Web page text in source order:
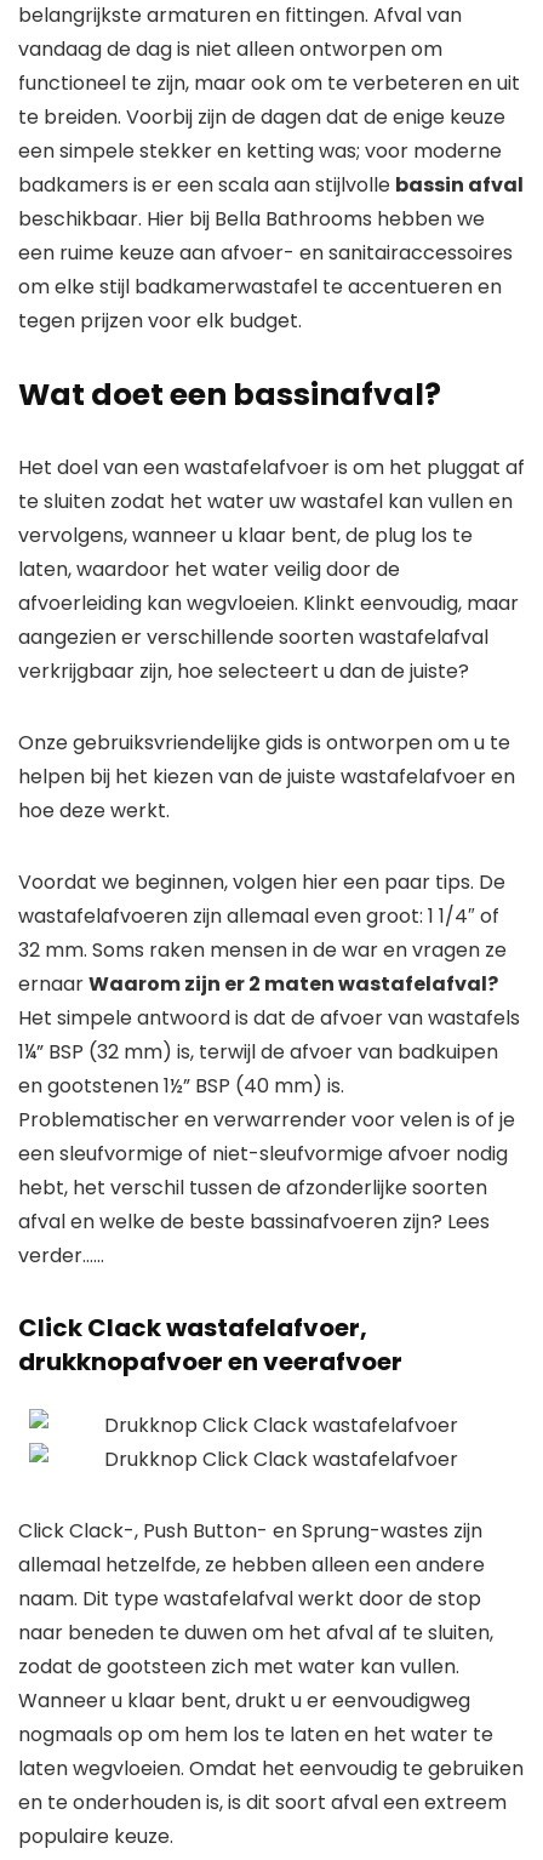
belangrijkste armaturen en fittingen. Afval van
vandaag de dag is niet alleen ontworpen om
functioneel te zijn, maar ook om te verbeteren en uit
te breiden. Voorbij zijn de dagen dat de enige keuze
een simpele stekker en ketting was; voor moderne
badkamers is er een scala aan stijlvolle bassin afval
beschikbaar. Hier bij Bella Bathrooms hebben we
een ruime keuze aan afvoer- en sanitairaccessoires
om elke stijl badkamerwastafel te accentueren en
tegen prijzen voor elk budget.
Wat doet een bassinafval?
Het doel van een wastafelafvoer is om het pluggat af
te sluiten zodat het water uw wastafel kan vullen en
vervolgens, wanneer u klaar bent, de plug los te
laten, waardoor het water veilig door de
afvoerleiding kan wegvloeien. Klinkt eenvoudig, maar
aangezien er verschillende soorten wastafelafval
verkrijgbaar zijn, hoe selecteert u dan de juiste?
Onze gebruiksvriendelijke gids is ontworpen om u te
helpen bij het kiezen van de juiste wastafelafvoer en
hoe deze werkt.
Voordat we beginnen, volgen hier een paar tips. De
wastafelafvoeren zijn allemaal even groot: 1 1/4″ of
32 mm. Soms raken mensen in de war en vragen ze
ernaarWaarom zijn er 2 maten wastafelafval?
Het simpele antwoord is dat de afvoer van wastafels
1¼” BSP (32 mm) is, terwijl de afvoer van badkuipen
en gootstenen 1½” BSP (40 mm) is.
Problematischer en verwarrender voor velen is of je
een sleufvormige of niet-sleufvormige afvoer nodig
hebt, het verschil tussen de afzonderlijke soorten
afval en welke de beste bassinafvoeren zijn? Lees
verder……
Click Clack wastafelafvoer,
drukknopafvoer en veerafvoer
Click Clack-, Push Button- en Sprung-wastes zijn
allemaal hetzelfde, ze hebben alleen een andere
naam. Dit type wastafelafval werkt door de stop
naar beneden te duwen om het afval af te sluiten,
zodat de gootsteen zich met water kan vullen.
Wanneer u klaar bent, drukt u er eenvoudigweg
nogmaals op om hem los te laten en het water te
laten wegvloeien. Omdat het eenvoudig te gebruiken
en te onderhouden is, is dit soort afval een extreem
populaire keuze.